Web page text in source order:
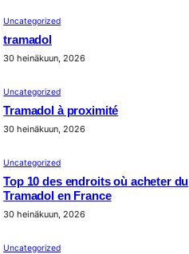
Uncategorized
tramadol
30 heinäkuun, 2026
Uncategorized
Tramadol à proximité
30 heinäkuun, 2026
Uncategorized
Top 10 des endroits où acheter du
Tramadol en France
30 heinäkuun, 2026
Uncategorized